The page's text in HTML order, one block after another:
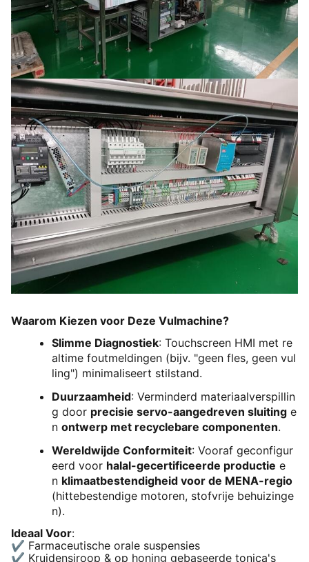
Waarom Kiezen voor Deze Vulmachine?
Slimme Diagnostiek: Touchscreen HMI met re
altime foutmeldingen (bijv. "geen fles, geen vul
ling") minimaliseert stilstand.
Duurzaamheid: Verminderd materiaalverspillin
g door precisie servo-aangedreven sluitinge
n ontwerp met recyclebare componenten.
Wereldwijde Conformiteit: Vooraf geconfigur
eerd voor halal-gecertificeerde productie e
n klimaatbestendigheid voor de MENA-regio
(hittebestendige motoren, stofvrije behuizinge
n).
Ideaal Voor:
✔️ Farmaceutische orale suspensies
✔️ Kruidensiroop & op honing gebaseerde tonica's